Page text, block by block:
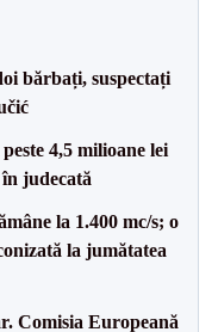
bărbați, suspectați
4,5 milioane lei
judecată
la 1.400 mc/s; o
la jumătatea
Comisia Europeană